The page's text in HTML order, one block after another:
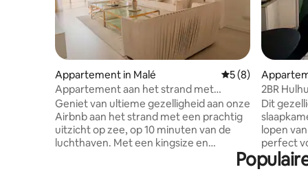
Appartement in Malé Gemiddelde
5 (8)
Appartement aan het strand met
uitzicht op zee
Geniet van ultieme gezelligheid aan onze
Airbnb aan het strand met een prachtig
uitzicht op zee, op 10 minuten van de
luchthaven. Met een kingsize en
tweepersoonsslaapkamer, gratis wifi en
2BR
minuten
Dit
lopen
perfect
tot 5 personen.
hebben